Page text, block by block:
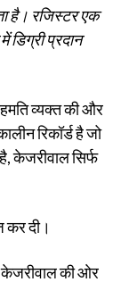
है। रजिस्टर एक
डिग्री प्रदान
व्यक्त की और
रिकॉर्ड है जो
है, केजरीवाल सिर्फ
कर दी।
केजरीवाल की ओर